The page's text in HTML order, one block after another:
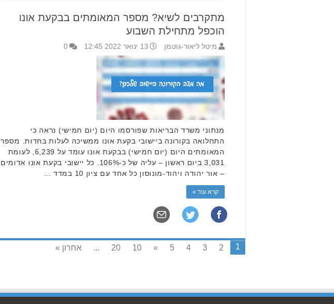
מתקרבים לשיא? מספר המאומתים בבקעת אונו
הוכפל מתחילת השבוע
מיטל ליאור-גוטמן 13 ינואר 2022 12:45 0
מנתוני משרד הבריאות שפורסמו היום (יום חמישי) נראה כי
התחלואה בקורונה ביישובי בקעת אונו ממשיכה לעלות בחדות. מספר
המאומתים היום (יום חמישי) בבקעת אונו עומד על 6,239, לעומת
3,031 ביום ראשון – עליה של כ-106%. כל יישובי בקעת אונו אדומים
– אור יהודה ויהוד-מונוסון כל אחד עם ציון 10 במדד …
קרא עוד »
1
2
3
4
5
»
10
20
... אחרון »